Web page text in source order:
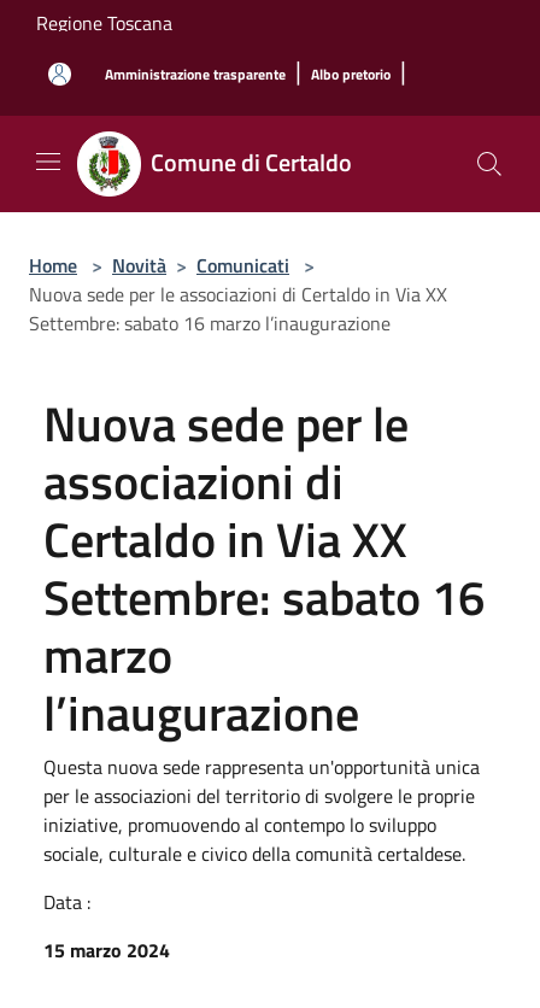
Salta al contenuto principale
Regione Toscana
Amministrazione trasparente | Albo pretorio |
Comune di Certaldo
Home > Novità > Comunicati >
Nuova sede per le associazioni di Certaldo in Via XX
Settembre: sabato 16 marzo l’inaugurazione
Nuova sede per le
associazioni di
Certaldo in Via XX
Settembre: sabato 16
marzo
l’inaugurazione
Questa nuova sede rappresenta un'opportunità unica
per le associazioni del territorio di svolgere le proprie
iniziative, promuovendo al contempo lo sviluppo
sociale, culturale e civico della comunità certaldese.
Data :
15 marzo 2024